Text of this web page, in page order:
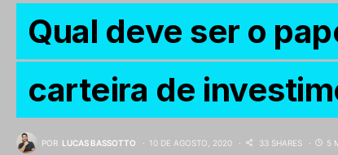
Qual deve ser o
carteira de
POR LUCAS BASSOTTO 10 DE AGOSTO, 2020 33 SHARES 5